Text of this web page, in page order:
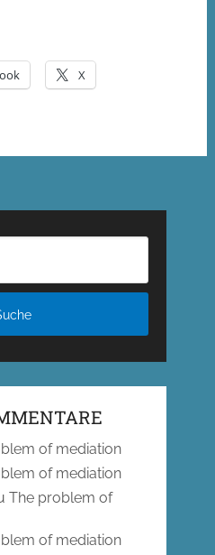
X
of mediation
of mediation
The problem of
of mediation